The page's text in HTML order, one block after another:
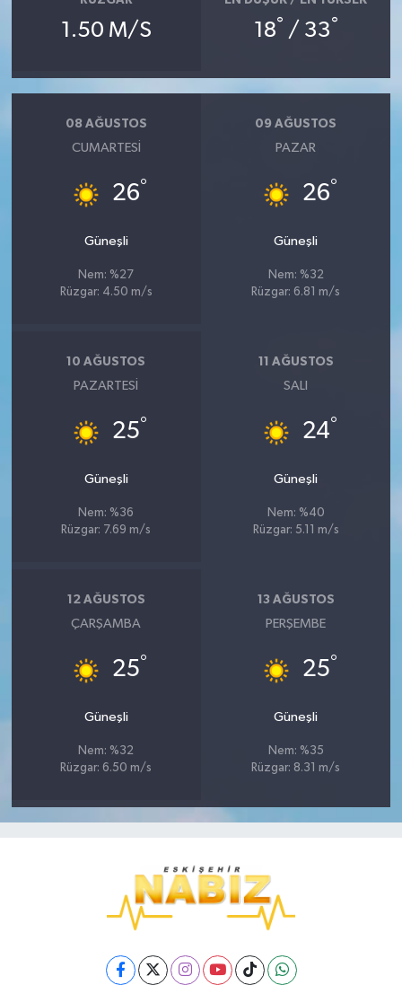
1.50 M/S 18° / 33°
08 AĞUSTOS
CUMARTESI
26°
Güneşli
Nem: %27
Rüzgar: 4.50 m/s
09 AĞUSTOS
PAZAR
26°
Güneşli
Nem: %32
Rüzgar: 6.81 m/s
10 AĞUSTOS
PAZARTESI
25°
Güneşli
Nem: %36
Rüzgar: 7.69 m/s
11 AĞUSTOS
SALI
24°
Güneşli
Nem: %40
Rüzgar: 5.11 m/s
12 AĞUSTOS
ÇARŞAMBA
25°
Güneşli
Nem: %32
Rüzgar: 6.50 m/s
13 AĞUSTOS
PERŞEMBE
25°
Güneşli
Nem: %35
Rüzgar: 8.31 m/s